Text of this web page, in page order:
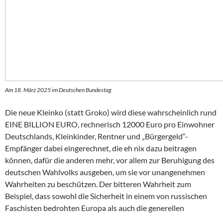
Am 18. März 2025 im Deutschen Bundestag
Die neue Kleinko (statt Groko) wird diese wahrscheinlich rund
EINE BILLION EURO, rechnerisch 12000 Euro pro Einwohner
Deutschlands, Kleinkinder, Rentner und „Bürgergeld“-
Empfänger dabei eingerechnet, die eh nix dazu beitragen
können, dafür die anderen mehr, vor allem zur Beruhigung des
deutschen Wahlvolks ausgeben, um sie vor unangenehmen
Wahrheiten zu beschützen. Der bitteren Wahrheit zum
Beispiel, dass sowohl die Sicherheit in einem von russischen
Faschisten bedrohten Europa als auch die generellen